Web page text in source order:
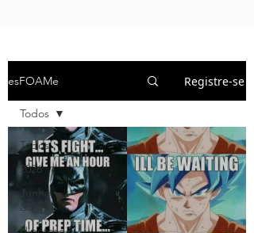
esFOAMe Registre-se
Todos
2026
Junho
2026
Todos